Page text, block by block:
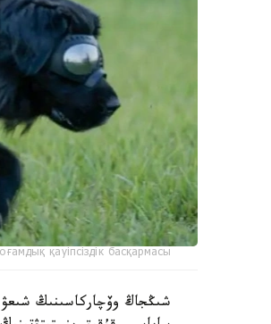
қауіпсіздік басқармасы